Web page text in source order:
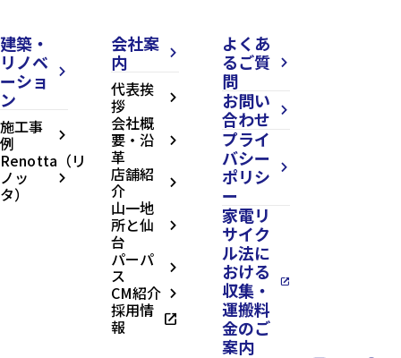
建築・
リノベ
ーショ
ン
arrow_forward_ios
施工事
例 arrow_forward_ios
Renotta（リ
ノッ
タ）
arrow_forward_ios
会社案
内
arrow_forward_ios
代表挨
拶 arrow_forward_ios
会社概
要・沿
革
arrow_forward_ios
店舗紹
介 arrow_forward_ios
山一地
所と仙
台
arrow_forward_ios
パーパ
ス arrow_forward_ios
CM紹介 arrow_forward_ios
採用情
報 open_in_new
よくあ
るご質
問
arrow_forward_ios
お問い
合わせ
arrow_forward_ios
プライ
バシー
ポリシ
ー
arrow_forward_ios
家電リ
サイク
ル法に
おける
収集・
運搬料
金のご
案内
open_in_new